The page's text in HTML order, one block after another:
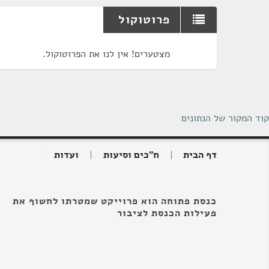
פרוטוקול
מצטערים! אין לנו את הפרוטוקול.
קוד המקור של הנתונים
דף הבית ח"כים וסיעות ועדות
כנסת פתוחה הוא פרוייקט שמטרתו לחשוף את
פעילות הכנסת לציבור